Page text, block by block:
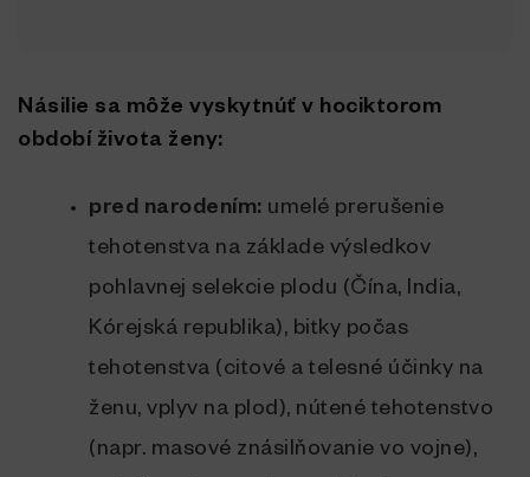
Násilie sa môže vyskytnúť v hociktorom
období života ženy:
pred narodením: umelé prerušenie
tehotenstva na základe výsledkov
pohlavnej selekcie plodu (Čína, India,
Kórejská republika), bitky počas
tehotenstva (citové a telesné účinky na
ženu, vplyv na plod), nútené tehotenstvo
(napr. masové znásilňovanie vo vojne),